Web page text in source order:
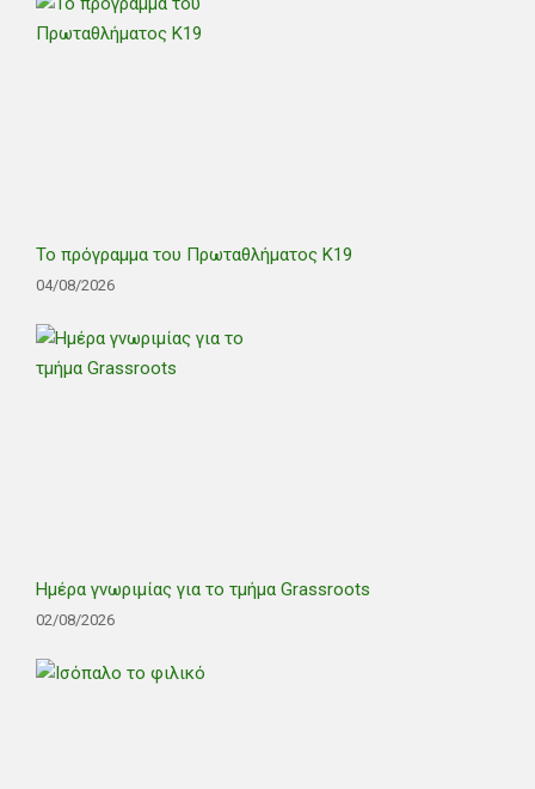
Το πρόγραμμα του Πρωταθλήματος Κ19
04/08/2026
Ημέρα γνωριμίας για το τμήμα Grassroots
02/08/2026